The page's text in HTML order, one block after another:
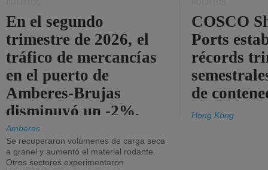
En el segundo
trimestre de 2026, el
tráfico de mercancías
en el puerto de
Amberes-Brujas
disminuyó un -2%.
Amberes
Se recuperaron volúmenes de carga seca
a granel y aumentó el material rodante.
Otros sectores experimentaron
COSCO
Ports
récords
de
Hong Kong